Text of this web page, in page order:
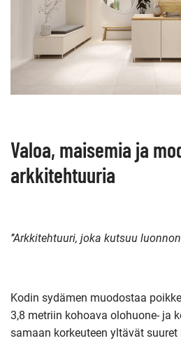
Valoa, maisemia ja
arkkitehtuuria
’’Arkkitehtuuri, joka kutsuu luonnon
Kodin sydämen muodostaa
3,8 metriin kohoava olohuone- ja
samaan korkeuteen yltävät